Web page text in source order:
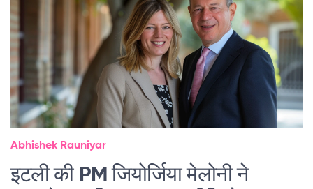
Abhishek Rauniyar
इटली की PM जियोर्जिया मेलोनी ने